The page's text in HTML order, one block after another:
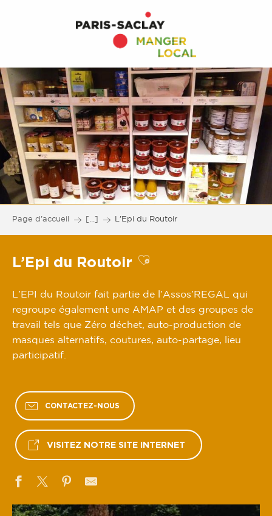
Page d’accueil L’Epi du Routoir
L’Epi du Routoir
L’EPI du Routoir fait partie de l’Assos’REGAL qui
regroupe également une AMAP et des groupes de
travail tels que Zéro déchet, auto-production de
masques alternatifs, coutures, auto-partage, lieu
participatif.
CONTACTEZ-NOUS
VISITEZ NOTRE SITE INTERNET